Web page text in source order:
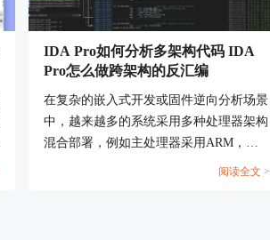
IDA Pro如何分析多架构代码 IDA
Pro怎么做跨架构的反汇编
在复杂的嵌入式开发或固件逆向分析场景
中，越来越多的系统采用多种处理器架构
混合部署，例如主处理器采用ARM，而
辅助模块可能采用MIPS、RISC-V甚至
阅读全文 >